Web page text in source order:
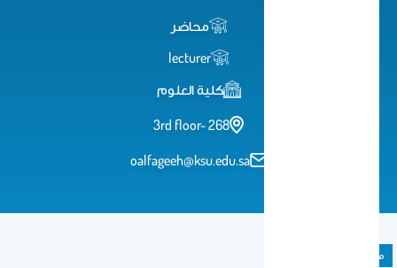
محاضر
lecturer
كلية العلوم
3rd floor- 268
oalfageeh@ksu.edu.sa
ملحق المادة الدراسية